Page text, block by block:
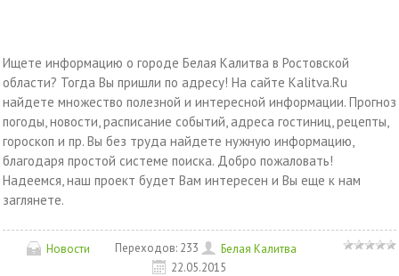
Ищете информацию о городе Белая Калитва в Ростовской
области? Тогда Вы пришли по адресу! На сайте Kalitva.Ru
найдете множество полезной и интересной информации. Прогноз
погоды, новости, расписание событий, адреса гостиниц, рецепты,
гороскоп и пр. Вы без труда найдете нужную информацию,
благодаря простой системе поиска. Добро пожаловать!
Надеемся, наш проект будет Вам интересен и Вы еще к нам
заглянете.
Новости Переходов: 233
Белая Калитва
22.05.2015